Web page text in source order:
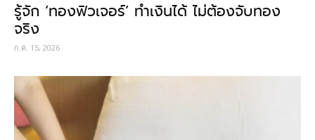
รู้จัก ‘ทองฟิวเจอร์’ ทำเงินได้ ไม่ต้องจับทอง
จริง
ก.ค. 15, 2026